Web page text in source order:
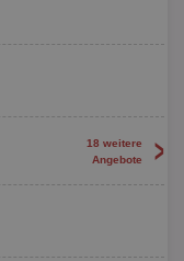
18 weitere
Angebote
>